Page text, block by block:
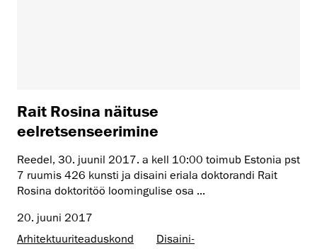
Rait Rosina näituse
eelretsenseerimine
Reedel, 30. juunil 2017. a kell 10:00 toimub Estonia pst
7 ruumis 426 kunsti ja disaini eriala doktorandi Rait
Rosina doktoritöö loomingulise osa ...
20. juuni 2017
Arhitektuuri­teaduskond
Disaini­­